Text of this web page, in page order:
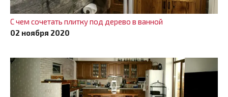
С чем сочетать плитку под дерево в ванной
02 ноября 2020